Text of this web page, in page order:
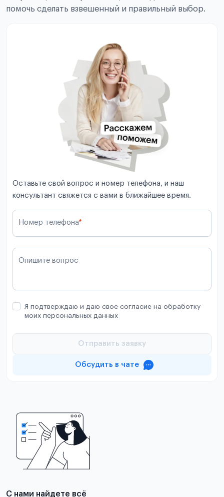
помочь сделать взвешенный и правильный выбор.
Оставьте свой вопрос и номер телефона, и наш
консультант свяжется с вами в ближайшее время.
Номер телефона*
Опишите вопрос
Я подтверждаю и даю свое согласие на обработку
моих персональных данных
Отправить заявку
Обсудить в чате
С нами найдете всё